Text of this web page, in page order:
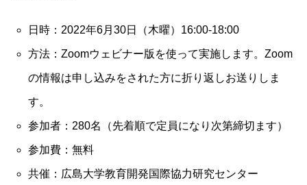
日時：2022年6月30日（木曜）16:00-18:00
方法：Zoomウェビナー版を使って実施します。Zoom
の情報は申し込みをされた方に折り返しお送りしま
す。
参加者：280名（先着順で定員になり次第締切ます）
参加費：無料
共催：広島大学教育開発国際協力研究センター